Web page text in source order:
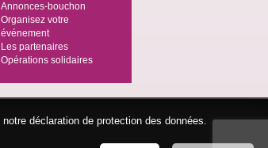
Annonces-bouchon
Organisez votre
événement
Les partenaires
Opérations solidaires
déclaration de protection des données.